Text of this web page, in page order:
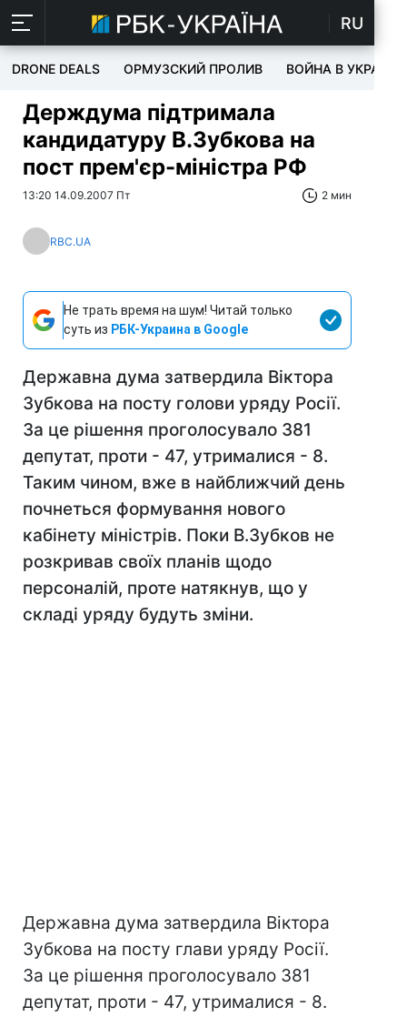
RU
DRONE DEALS ОРМУЗСКИЙ ПРОЛИВ ВОЙНА В УКРАИНЕ
Держдума підтримала
кандидатуру В.Зубкова на
пост прем'єр-міністра РФ
13:20 14.09.2007 Пт 2 мин
RBC.UA
Не трать время на шум! Читай только
суть из РБК-Украина в Google
Державна дума затвердила Віктора
Зубкова на посту голови уряду Росії.
За це рішення проголосувало 381
депутат, проти - 47, утрималися - 8.
Таким чином, вже в найближчий день
почнеться формування нового
кабінету міністрів. Поки В.Зубков не
розкривав своїх планів щодо
персоналій, проте натякнув, що у
складі уряду будуть зміни.
Державна дума затвердила Віктора
Зубкова на посту глави уряду Росії.
За це рішення проголосувало 381
депутат, проти - 47, утрималися - 8.